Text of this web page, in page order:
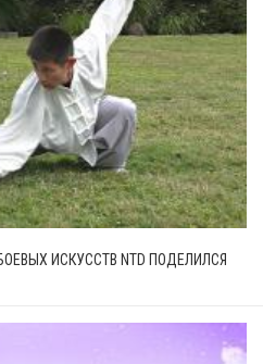
ИСКУССТВ NTD ПОДЕЛИЛСЯ